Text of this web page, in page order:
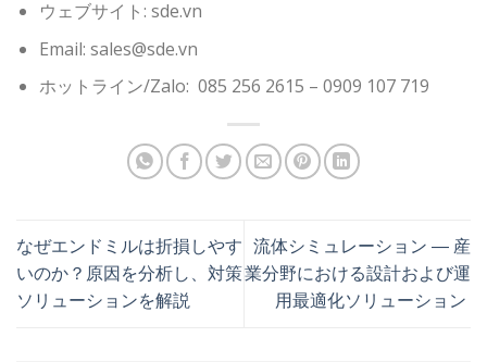
ウェブサイト: sde.vn
Email: sales@sde.vn
ホットライン/Zalo: 085 256 2615 – 0909 107 719
なぜエンドミルは折損しやす
いのか？原因を分析し、対策
ソリューションを解説
流体シミュレーション ― 産
業分野における設計および運
用最適化ソリューション